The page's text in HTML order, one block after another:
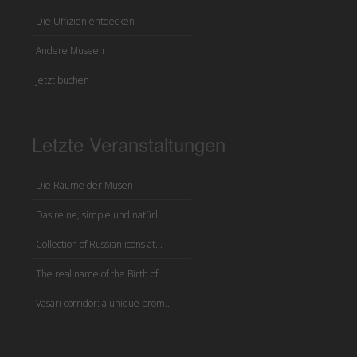
Die Uffizien entdecken
Andere Museen
Jetzt buchen
Letzte Veranstaltungen
Die Räume der Musen
Das reine, simple und natürli...
Collection of Russian icons at...
The real name of the Birth of ...
Vasari corridor: a unique prom...